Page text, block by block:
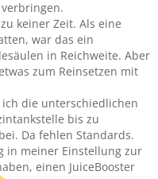
keiner Zeit. Als eine
war das ein
in Reichweite. Aber
zum Reinsetzen mit
die unterschiedlichen
bis zu
Da fehlen Standards.
in meiner Einstellung zur
einen JuiceBooster